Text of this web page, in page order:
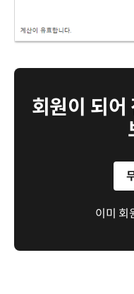
회원이 되어
이미 회